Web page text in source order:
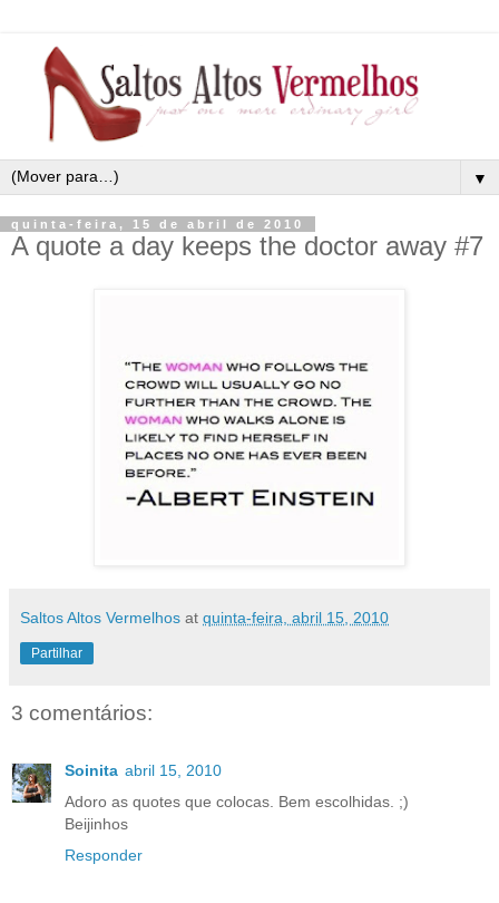
▼
quinta-feira, 15 de abril de 2010
A quote a day keeps the doctor away #7
Saltos Altos Vermelhos at quinta-feira, abril 15, 2010
Partilhar
3 comentários:
Soinita abril 15, 2010
Adoro as quotes que colocas. Bem escolhidas. ;)
Beijinhos
Responder